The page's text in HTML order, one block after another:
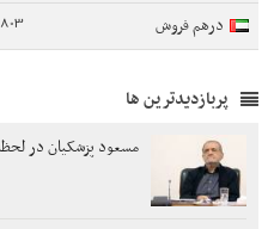
درهم فروش
پربازدیدترین ها
مسعود پزشکیان در